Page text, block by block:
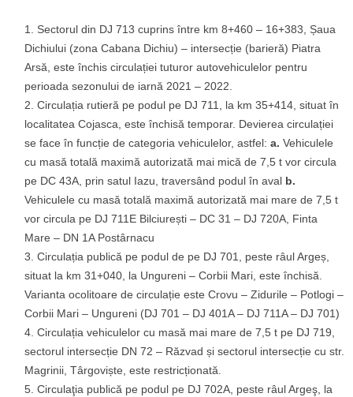
Sectorul din DJ 713 cuprins între km 8+460 – 16+383, Șaua
Dichiului (zona Cabana Dichiu) – intersecție (barieră) Piatra
Arsă, este închis circulației tuturor autovehiculelor pentru
perioada sezonului de iarnă 2021 – 2022.
Circulația rutieră pe podul pe DJ 711, la km 35+414, situat în
localitatea Cojasca, este închisă temporar. Devierea circulației
se face în funcție de categoria vehiculelor, astfel: a. Vehiculele
cu masă totală maximă autorizată mai mică de 7,5 t vor circula
pe DC 43A, prin satul Iazu, traversând podul în aval b.
Vehiculele cu masă totală maximă autorizată mai mare de 7,5 t
vor circula pe DJ 711E Bilciurești – DC 31 – DJ 720A, Finta
Mare – DN 1A Postârnacu
Circulația publică pe podul de pe DJ 701, peste râul Argeș,
situat la km 31+040, la Ungureni – Corbii Mari, este închisă.
Varianta ocolitoare de circulație este Crovu – Zidurile – Potlogi –
Corbii Mari – Ungureni (DJ 701 – DJ 401A – DJ 711A – DJ 701)
Circulația vehiculelor cu masă mai mare de 7,5 t pe DJ 719,
sectorul intersecție DN 72 – Răzvad și sectorul intersecție cu str.
Magrinii, Târgoviște, este restricționată.
Circulaţia publică pe podul pe DJ 702A, peste râul Argeş, la